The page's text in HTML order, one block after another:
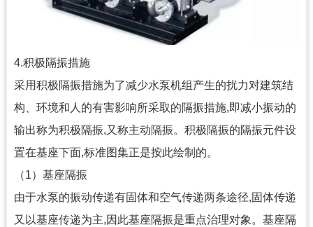
4.积极隔振措施
采用积极隔振措施为了减少水泵机组产生的扰力对建筑结
构、环境和人的有害影响所采取的隔振措施,即减小振动的
输出称为积极隔振,又称主动隔振。积极隔振的隔振元件设
置在基座下面,标准图集正是按此绘制的。
（1）基座隔振
由于水泵的振动传递有固体和空气传递两条途径,固体传递
又以基座传递为主,因此基座隔振是重点治理对象。基座隔